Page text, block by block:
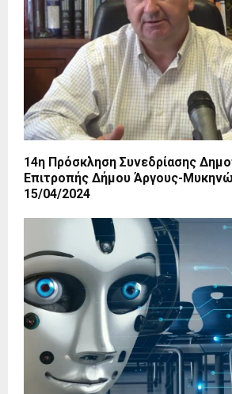
14η Πρόσκληση Συνεδρίασης
Επιτροπής Δήμου Άργους-
15/04/2024